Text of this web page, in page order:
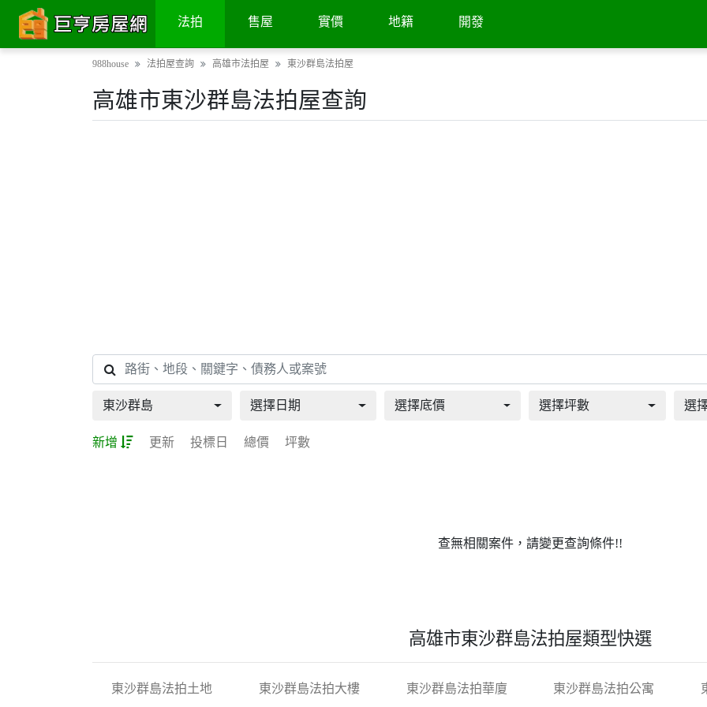
法拍 售屋 實價 地籍 開發
988house 法拍屋查詢 高雄市法拍屋 東沙群島法拍屋
高雄市東沙群島法拍屋查詢
東沙群島 選擇日期 選擇底價 選擇坪數 選
新增 更新 投標日 總價 坪數
查無相關案件，請變更查詢條件!!
高雄市東沙群島法拍屋類型快選
東沙群島法拍土地 東沙群島法拍大樓 東沙群島法拍華廈 東沙群島法拍公寓